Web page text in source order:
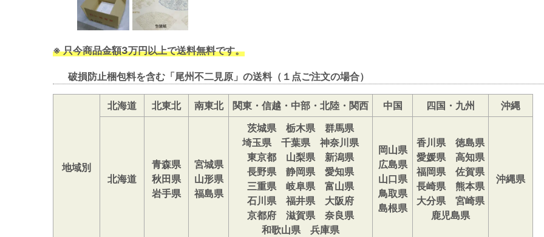
※ 只今商品金額3万円以上で送料無料です。
破損防止梱包料を含む「尾州不二見原」の送料（１点ご注文の場合）
地域別
北海道 北東北 南東北 関東・信越・中部・北陸・関西 中国 四国・九州 沖縄
北海道
青森県
秋田県
岩手県
宮城県
山形県
福島県
茨城県 栃木県 群馬県
埼玉県 千葉県 神奈川県
東京都 山梨県 新潟県
長野県 静岡県 愛知県
三重県 岐阜県 富山県
石川県 福井県 大阪府
京都府 滋賀県 奈良県
和歌山県 兵庫県
岡山県
広島県
山口県
鳥取県
島根県
香川県 徳島県
愛媛県 高知県
福岡県 佐賀県
長崎県 熊本県
大分県 宮崎県
鹿児島県
沖縄県